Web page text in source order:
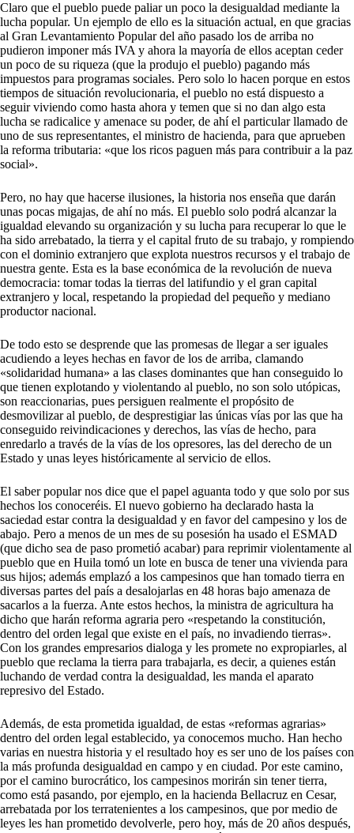
Claro que el pueblo puede paliar un poco la desigualdad mediante la
lucha popular. Un ejemplo de ello es la situación actual, en que gracias
al Gran Levantamiento Popular del año pasado los de arriba no
pudieron imponer más IVA y ahora la mayoría de ellos aceptan ceder
un poco de su riqueza (que la produjo el pueblo) pagando más
impuestos para programas sociales. Pero solo lo hacen porque en estos
tiempos de situación revolucionaria, el pueblo no está dispuesto a
seguir viviendo como hasta ahora y temen que si no dan algo esta
lucha se radicalice y amenace su poder, de ahí el particular llamado de
uno de sus representantes, el ministro de hacienda, para que aprueben
la reforma tributaria: «que los ricos paguen más para contribuir a la paz
social».
Pero, no hay que hacerse ilusiones, la historia nos enseña que darán
unas pocas migajas, de ahí no más. El pueblo solo podrá alcanzar la
igualdad elevando su organización y su lucha para recuperar lo que le
ha sido arrebatado, la tierra y el capital fruto de su trabajo, y rompiendo
con el dominio extranjero que explota nuestros recursos y el trabajo de
nuestra gente. Esta es la base económica de la revolución de nueva
democracia: tomar todas la tierras del latifundio y el gran capital
extranjero y local, respetando la propiedad del pequeño y mediano
productor nacional.
De todo esto se desprende que las promesas de llegar a ser iguales
acudiendo a leyes hechas en favor de los de arriba, clamando
«solidaridad humana» a las clases dominantes que han conseguido lo
que tienen explotando y violentando al pueblo, no son solo utópicas,
son reaccionarias, pues persiguen realmente el propósito de
desmovilizar al pueblo, de desprestigiar las únicas vías por las que ha
conseguido reivindicaciones y derechos, las vías de hecho, para
enredarlo a través de la vías de los opresores, las del derecho de un
Estado y unas leyes históricamente al servicio de ellos.
El saber popular nos dice que el papel aguanta todo y que solo por sus
hechos los conoceréis. El nuevo gobierno ha declarado hasta la
saciedad estar contra la desigualdad y en favor del campesino y los de
abajo. Pero a menos de un mes de su posesión ha usado el ESMAD
(que dicho sea de paso prometió acabar) para reprimir violentamente al
pueblo que en Huila tomó un lote en busca de tener una vivienda para
sus hijos; además emplazó a los campesinos que han tomado tierra en
diversas partes del país a desalojarlas en 48 horas bajo amenaza de
sacarlos a la fuerza. Ante estos hechos, la ministra de agricultura ha
dicho que harán reforma agraria pero «respetando la constitución,
dentro del orden legal que existe en el país, no invadiendo tierras».
Con los grandes empresarios dialoga y les promete no expropiarles, al
pueblo que reclama la tierra para trabajarla, es decir, a quienes están
luchando de verdad contra la desigualdad, les manda el aparato
represivo del Estado.
Además, de esta prometida igualdad, de estas «reformas agrarias»
dentro del orden legal establecido, ya conocemos mucho. Han hecho
varias en nuestra historia y el resultado hoy es ser uno de los países con
la más profunda desigualdad en campo y en ciudad. Por este camino,
por el camino burocrático, los campesinos morirán sin tener tierra,
como está pasando, por ejemplo, en la hacienda Bellacruz en Cesar,
arrebatada por los terratenientes a los campesinos, que por medio de
leyes les han prometido devolverle, pero hoy, más de 20 años después,